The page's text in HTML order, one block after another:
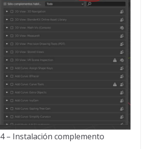
4 – Instalación complemento